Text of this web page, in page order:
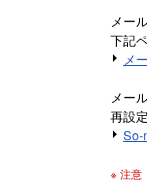
メー
下記
メ
メー
再設
So-
※ 注意